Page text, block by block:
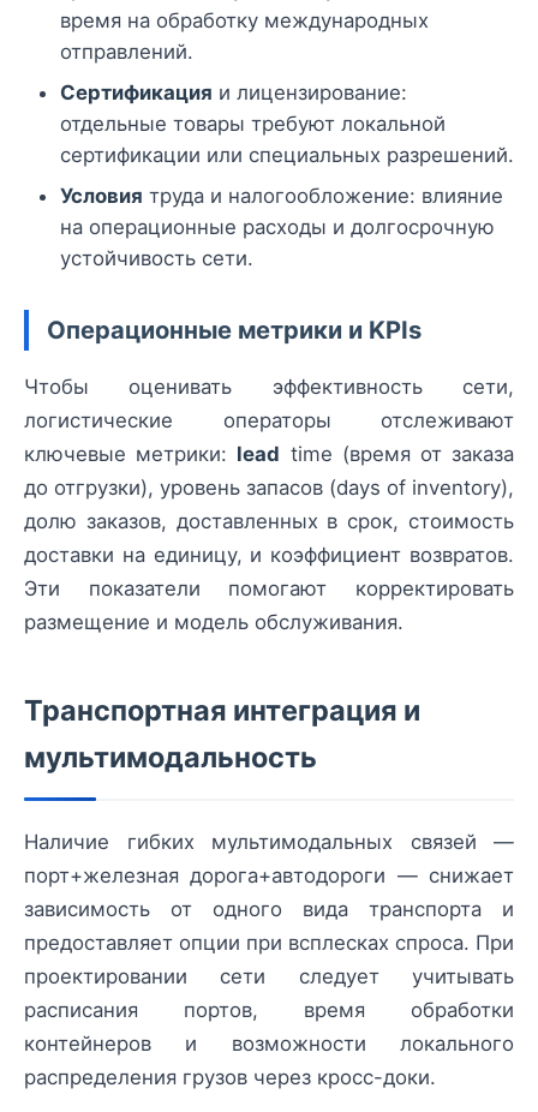
время на обработку международных
отправлений.
Сертификация и лицензирование:
отдельные товары требуют локальной
сертификации или специальных разрешений.
Условия труда и налогообложение: влияние
на операционные расходы и долгосрочную
устойчивость сети.
Операционные метрики и KPIs
Чтобы оценивать эффективность сети,
логистические операторы отслеживают
ключевые метрики: lead time (время от заказа
до отгрузки), уровень запасов (days of inventory),
долю заказов, доставленных в срок, стоимость
доставки на единицу, и коэффициент возвратов.
Эти показатели помогают корректировать
размещение и модель обслуживания.
Транспортная интеграция и
мультимодальность
Наличие гибких мультимодальных связей —
порт+железная дорога+автодороги — снижает
зависимость от одного вида транспорта и
предоставляет опции при всплесках спроса. При
проектировании сети следует учитывать
расписания портов, время обработки
контейнеров и возможности локального
распределения грузов через кросс-доки.